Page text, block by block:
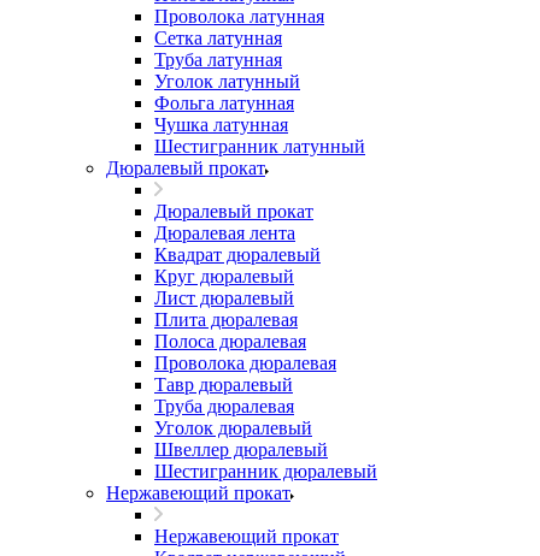
Проволока латунная
Сетка латунная
Труба латунная
Уголок латунный
Фольга латунная
Чушка латунная
Шестигранник латунный
Дюралевый прокат
Дюралевый прокат
Дюралевая лента
Квадрат дюралевый
Круг дюралевый
Лист дюралевый
Плита дюралевая
Полоса дюралевая
Проволока дюралевая
Тавр дюралевый
Труба дюралевая
Уголок дюралевый
Швеллер дюралевый
Шестигранник дюралевый
Нержавеющий прокат
Нержавеющий прокат